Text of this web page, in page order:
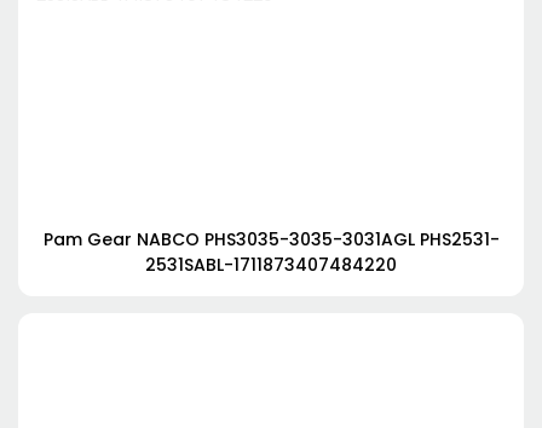
Pam Gear NABCO PHS3035-3035-3031AGL PHS2531-
2531SABL-1711873407484220